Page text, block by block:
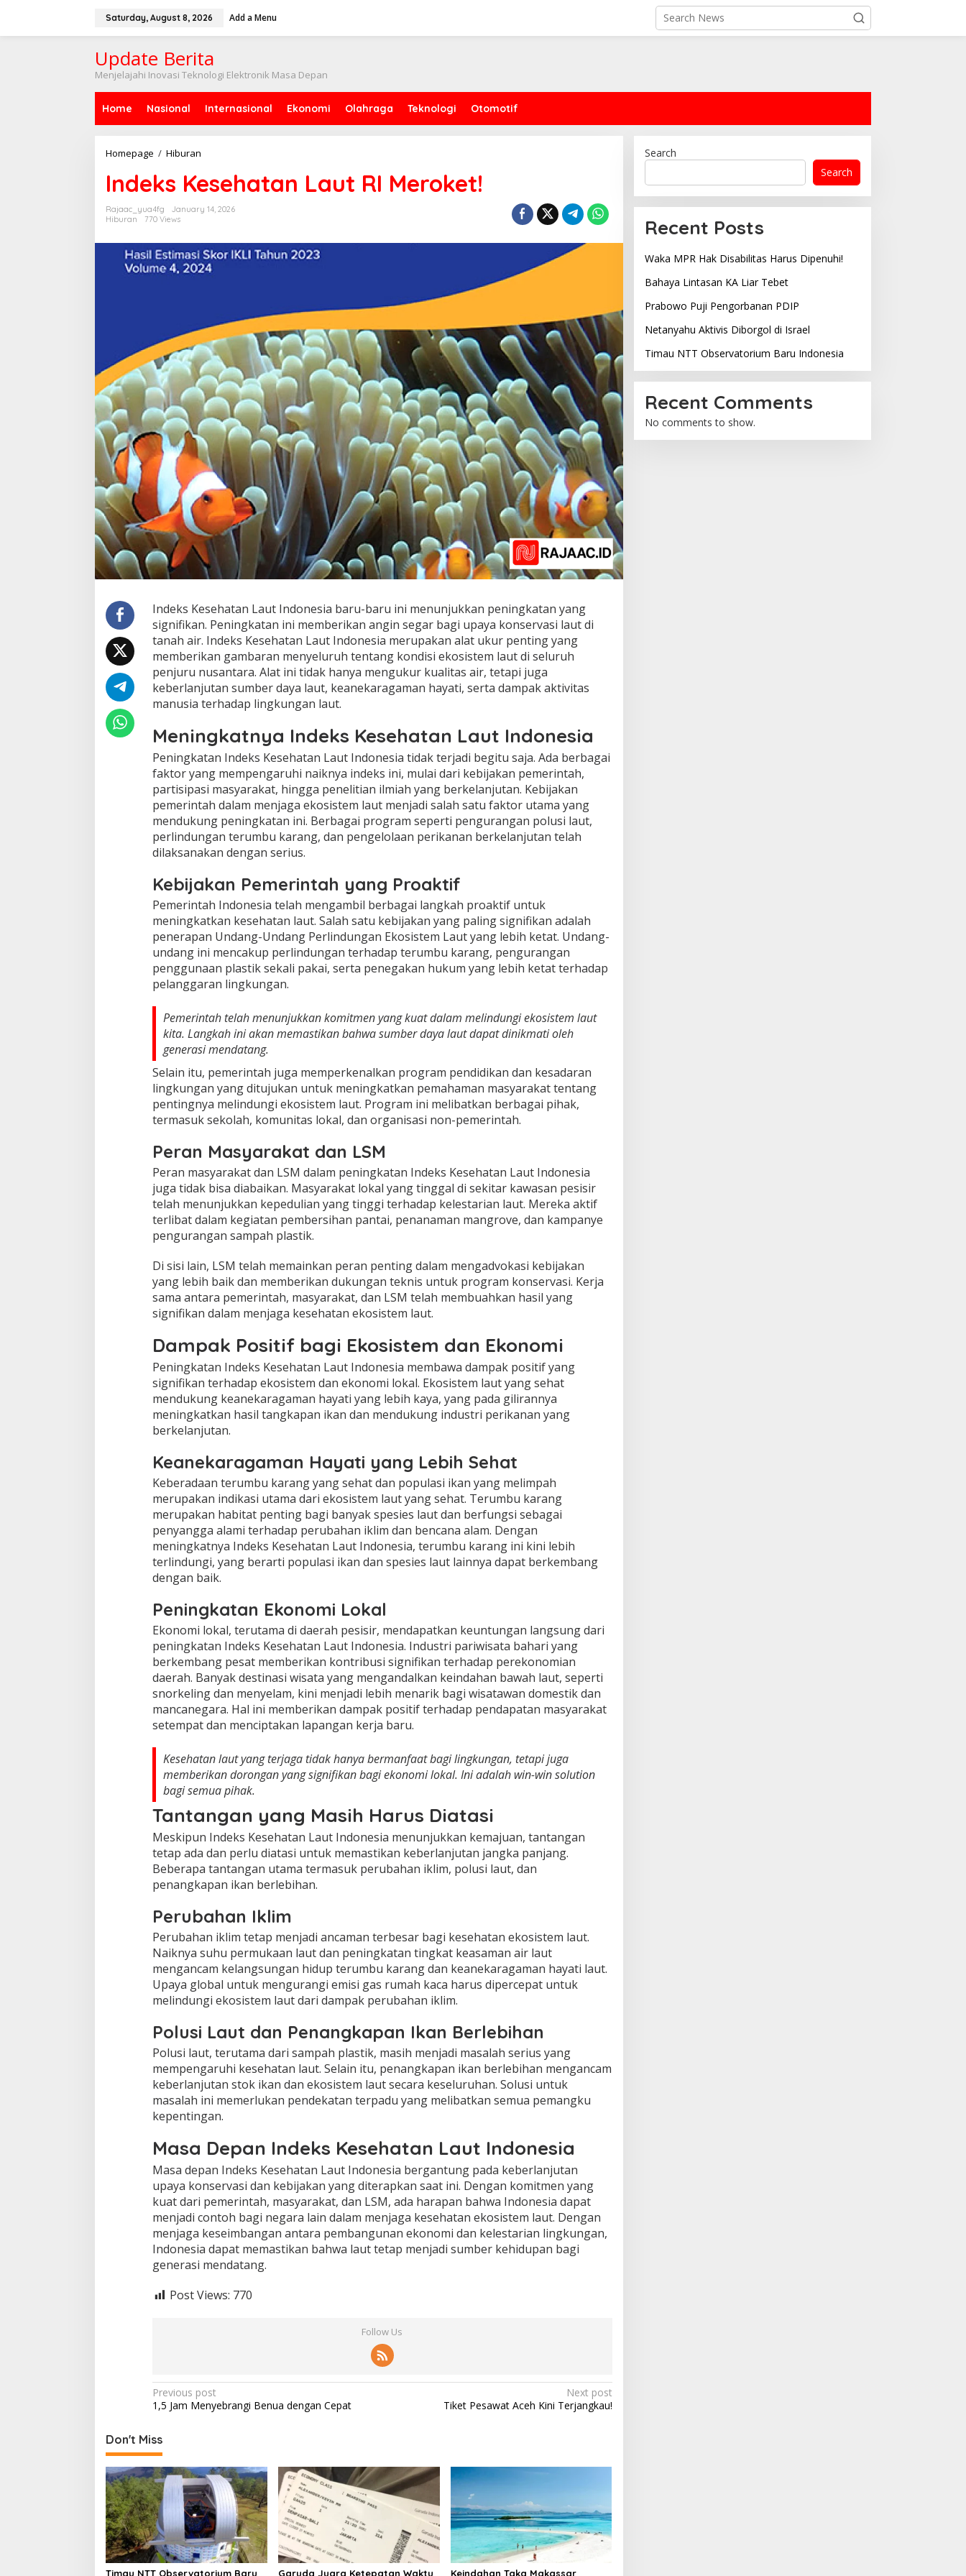
Saturday, August 8, 2026 Add a Menu
Update Berita
Menjelajahi Inovasi Teknologi Elektronik Masa Depan
Home Nasional Internasional Ekonomi Olahraga Teknologi Otomotif
Homepage / Hiburan
Laut
RI
Meroket!
Indeks Kesehatan Laut RI Meroket!
Rajaac_yua4fg
January 14, 2026
Hiburan
770 Views
Indeks Kesehatan Laut Indonesia baru-baru ini menunjukkan peningkatan yang
signifikan. Peningkatan ini memberikan angin segar bagi upaya konservasi laut di
tanah air. Indeks Kesehatan Laut Indonesia merupakan alat ukur penting yang
memberikan gambaran menyeluruh tentang kondisi ekosistem laut di seluruh
penjuru nusantara. Alat ini tidak hanya mengukur kualitas air, tetapi juga
keberlanjutan sumber daya laut, keanekaragaman hayati, serta dampak aktivitas
manusia terhadap lingkungan laut.
Meningkatnya Indeks Kesehatan Laut Indonesia
Peningkatan Indeks Kesehatan Laut Indonesia tidak terjadi begitu saja. Ada berbagai
faktor yang mempengaruhi naiknya indeks ini, mulai dari kebijakan pemerintah,
partisipasi masyarakat, hingga penelitian ilmiah yang berkelanjutan. Kebijakan
pemerintah dalam menjaga ekosistem laut menjadi salah satu faktor utama yang
mendukung peningkatan ini. Berbagai program seperti pengurangan polusi laut,
perlindungan terumbu karang, dan pengelolaan perikanan berkelanjutan telah
dilaksanakan dengan serius.
Kebijakan Pemerintah yang Proaktif
Pemerintah Indonesia telah mengambil berbagai langkah proaktif untuk
meningkatkan kesehatan laut. Salah satu kebijakan yang paling signifikan adalah
penerapan Undang-Undang Perlindungan Ekosistem Laut yang lebih ketat. Undang-
undang ini mencakup perlindungan terhadap terumbu karang, pengurangan
penggunaan plastik sekali pakai, serta penegakan hukum yang lebih ketat terhadap
pelanggaran lingkungan.
Pemerintah telah menunjukkan komitmen yang kuat dalam melindungi ekosistem laut
kita. Langkah ini akan memastikan bahwa sumber daya laut dapat dinikmati oleh
generasi mendatang.
Selain itu, pemerintah juga memperkenalkan program pendidikan dan kesadaran
lingkungan yang ditujukan untuk meningkatkan pemahaman masyarakat tentang
pentingnya melindungi ekosistem laut. Program ini melibatkan berbagai pihak,
termasuk sekolah, komunitas lokal, dan organisasi non-pemerintah.
Peran Masyarakat dan LSM
Peran masyarakat dan LSM dalam peningkatan Indeks Kesehatan Laut Indonesia
juga tidak bisa diabaikan. Masyarakat lokal yang tinggal di sekitar kawasan pesisir
telah menunjukkan kepedulian yang tinggi terhadap kelestarian laut. Mereka aktif
terlibat dalam kegiatan pembersihan pantai, penanaman mangrove, dan kampanye
pengurangan sampah plastik.
Di sisi lain, LSM telah memainkan peran penting dalam mengadvokasi kebijakan
yang lebih baik dan memberikan dukungan teknis untuk program konservasi. Kerja
sama antara pemerintah, masyarakat, dan LSM telah membuahkan hasil yang
signifikan dalam menjaga kesehatan ekosistem laut.
Dampak Positif bagi Ekosistem dan Ekonomi
Peningkatan Indeks Kesehatan Laut Indonesia membawa dampak positif yang
signifikan terhadap ekosistem dan ekonomi lokal. Ekosistem laut yang sehat
mendukung keanekaragaman hayati yang lebih kaya, yang pada gilirannya
meningkatkan hasil tangkapan ikan dan mendukung industri perikanan yang
berkelanjutan.
Keanekaragaman Hayati yang Lebih Sehat
Keberadaan terumbu karang yang sehat dan populasi ikan yang melimpah
merupakan indikasi utama dari ekosistem laut yang sehat. Terumbu karang
merupakan habitat penting bagi banyak spesies laut dan berfungsi sebagai
penyangga alami terhadap perubahan iklim dan bencana alam. Dengan
meningkatnya Indeks Kesehatan Laut Indonesia, terumbu karang ini kini lebih
terlindungi, yang berarti populasi ikan dan spesies laut lainnya dapat berkembang
dengan baik.
Peningkatan Ekonomi Lokal
Ekonomi lokal, terutama di daerah pesisir, mendapatkan keuntungan langsung dari
peningkatan Indeks Kesehatan Laut Indonesia. Industri pariwisata bahari yang
berkembang pesat memberikan kontribusi signifikan terhadap perekonomian
daerah. Banyak destinasi wisata yang mengandalkan keindahan bawah laut, seperti
snorkeling dan menyelam, kini menjadi lebih menarik bagi wisatawan domestik dan
mancanegara. Hal ini memberikan dampak positif terhadap pendapatan masyarakat
setempat dan menciptakan lapangan kerja baru.
Kesehatan laut yang terjaga tidak hanya bermanfaat bagi lingkungan, tetapi juga
memberikan dorongan yang signifikan bagi ekonomi lokal. Ini adalah win-win solution
bagi semua pihak.
Tantangan yang Masih Harus Diatasi
Meskipun Indeks Kesehatan Laut Indonesia menunjukkan kemajuan, tantangan
tetap ada dan perlu diatasi untuk memastikan keberlanjutan jangka panjang.
Beberapa tantangan utama termasuk perubahan iklim, polusi laut, dan
penangkapan ikan berlebihan.
Perubahan Iklim
Perubahan iklim tetap menjadi ancaman terbesar bagi kesehatan ekosistem laut.
Naiknya suhu permukaan laut dan peningkatan tingkat keasaman air laut
mengancam kelangsungan hidup terumbu karang dan keanekaragaman hayati laut.
Upaya global untuk mengurangi emisi gas rumah kaca harus dipercepat untuk
melindungi ekosistem laut dari dampak perubahan iklim.
Polusi Laut dan Penangkapan Ikan Berlebihan
Polusi laut, terutama dari sampah plastik, masih menjadi masalah serius yang
mempengaruhi kesehatan laut. Selain itu, penangkapan ikan berlebihan mengancam
keberlanjutan stok ikan dan ekosistem laut secara keseluruhan. Solusi untuk
masalah ini memerlukan pendekatan terpadu yang melibatkan semua pemangku
kepentingan.
Masa Depan Indeks Kesehatan Laut Indonesia
Masa depan Indeks Kesehatan Laut Indonesia bergantung pada keberlanjutan
upaya konservasi dan kebijakan yang diterapkan saat ini. Dengan komitmen yang
kuat dari pemerintah, masyarakat, dan LSM, ada harapan bahwa Indonesia dapat
menjadi contoh bagi negara lain dalam menjaga kesehatan ekosistem laut. Dengan
menjaga keseimbangan antara pembangunan ekonomi dan kelestarian lingkungan,
Indonesia dapat memastikan bahwa laut tetap menjadi sumber kehidupan bagi
generasi mendatang.
Post Views: 770
Follow Us
Post
navigation
Previous post
1,5 Jam Menyebrangi Benua dengan Cepat
Next post
Tiket Pesawat Aceh Kini Terjangkau!
Don't Miss
Timau NTT Observatorium Baru Garuda Juara Ketepatan Waktu Keindahan Taka Makassar
Search
Search
Recent Posts
Waka MPR Hak Disabilitas Harus Dipenuhi!
Bahaya Lintasan KA Liar Tebet
Prabowo Puji Pengorbanan PDIP
Netanyahu Aktivis Diborgol di Israel
Timau NTT Observatorium Baru Indonesia
Recent Comments
No comments to show.